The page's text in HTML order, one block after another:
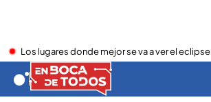
Los lugares donde mejor se va a ver el eclipse